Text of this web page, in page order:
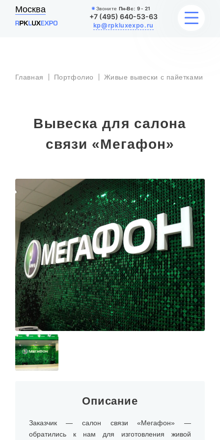
Москва Звоните Пн-Вс: 9 - 21
+7 (495) 640-53-63
kp@rpkluxexpo.ru
ВЫВЕСКИ
ЦЕНЫ
КАТАЛОГ
БЛОГ
О КОМПАНИИ
Главная Портфолио Живые вывески с пайетками
Вывеска для салона
связи «Мегафон»
Описание
Заказчик — салон связи «Мегафон» —
обратились к нам для изготовления живой